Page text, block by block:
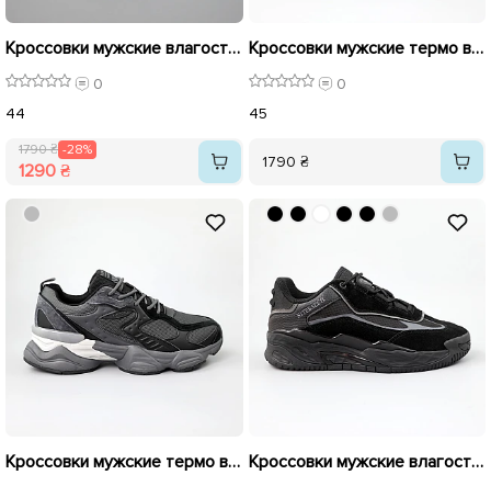
Кроссовки мужские влагостойкие 590069 Белые черные распродажа
0
44
1790 ₴ -28%
1290 ₴
Кроссовки мужские термо влагостойкие 590391 Черные
0
45
1790 ₴
Кроссовки мужские термо влагостойкие 590405 Серые черные Кроссовки мужские влагостойкие 590068 Черные распродажа